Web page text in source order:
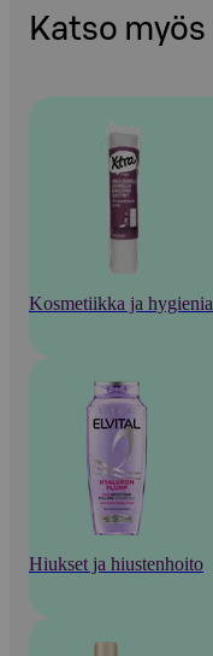
Katso myös
Kosmetiikka ja hygienia
Hiukset ja hiustenhoito